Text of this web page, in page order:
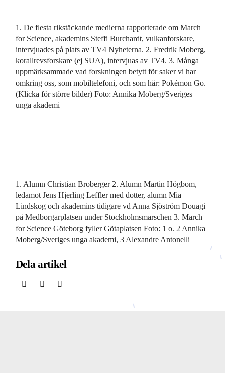
1. De flesta rikstäckande medierna rapporterade om March
for Science, akademins Steffi Burchardt, vulkanforskare,
intervjuades på plats av TV4 Nyheterna. 2. Fredrik Moberg,
korallrevsforskare (ej SUA), intervjuas av TV4. 3. Många
uppmärksammade vad forskningen betytt för saker vi har
omkring oss, som mobiltelefoni, och som här: Pokémon Go.
(Klicka för större bilder) Foto: Annika Moberg/Sveriges
unga akademi
1. Alumn Christian Broberger 2. Alumn Martin Högbom,
ledamot Jens Hjerling Leffler med dotter, alumn Mia
Lindskog och akademins tidigare vd Anna Sjöström Douagi
på Medborgarplatsen under Stockholmsmarschen 3. March
for Science Göteborg fyller Götaplatsen Foto: 1 o. 2 Annika
Moberg/Sveriges unga akademi, 3 Alexandre Antonelli
Dela artikel